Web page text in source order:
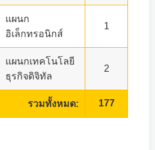
แผนก
อิเล็กทรอนิกส์
1
แผนกเทคโนโลยี
ธุรกิจดิจิทัล
2
รวมทั้งหมด: 177